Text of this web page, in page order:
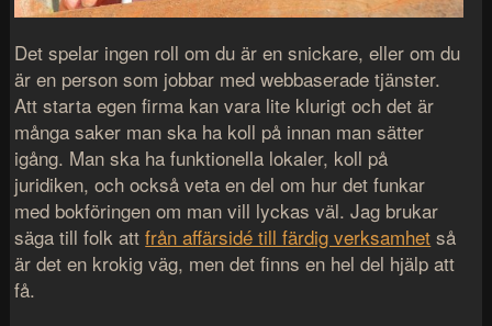
Det spelar ingen roll om du är en snickare, eller om du
är en person som jobbar med webbaserade tjänster.
Att starta egen firma kan vara lite klurigt och det är
många saker man ska ha koll på innan man sätter
igång. Man ska ha funktionella lokaler, koll på
juridiken, och också veta en del om hur det funkar
med bokföringen om man vill lyckas väl. Jag brukar
säga till folk attfrån affärsidé till färdig verksamhet så
är det en krokig väg, men det finns en hel del hjälp att
få.